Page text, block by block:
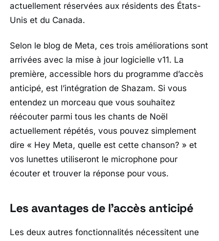
actuellement réservées aux résidents des États-
Unis et du Canada.
Selon le blog de Meta, ces trois améliorations sont
arrivées avec la mise à jour logicielle v11. La
première, accessible hors du programme d’accès
anticipé, est l’intégration de Shazam. Si vous
entendez un morceau que vous souhaitez
réécouter parmi tous les chants de Noël
actuellement répétés, vous pouvez simplement
dire « Hey Meta, quelle est cette chanson? » et
vos lunettes utiliseront le microphone pour
écouter et trouver la réponse pour vous.
Les avantages de l’accès anticipé
Les deux autres fonctionnalités nécessitent une